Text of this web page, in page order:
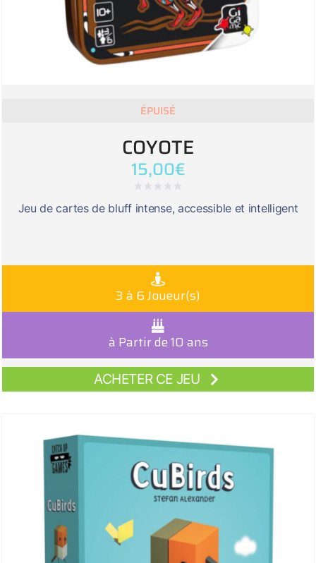
ÉPUISÉ
COYOTE
15,00€
Jeu de cartes de bluff intense, accessible et intelligent
3 à 6 Joueur(s)
à Partir de 10 ans
ACHETER CE JEU